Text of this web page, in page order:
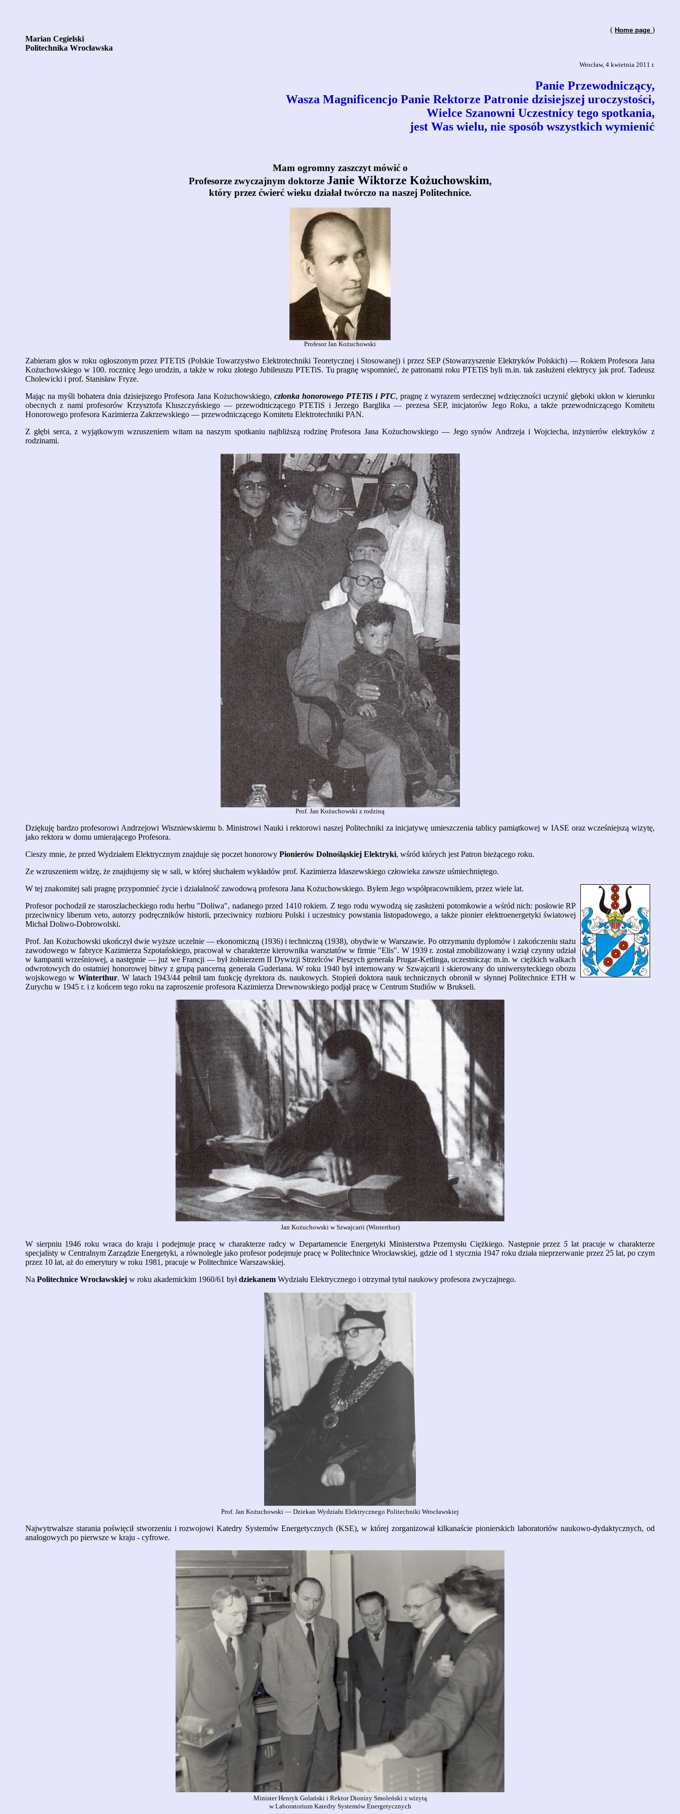
( Home page )
Marian Cegielski
Politechnika Wrocławska
Wrocław, 4 kwietnia 2011 r.
Panie Przewodniczący,
Wasza Magnificencjo Panie Rektorze Patronie dzisiejszej uroczystości,
Wielce Szanowni Uczestnicy tego spotkania,
jest Was wielu, nie sposób wszystkich wymienić
Mam ogromny zaszczyt mówić o
Profesorze zwyczajnym doktorze Janie Wiktorze Kożuchowskim,
który przez ćwierć wieku działał twórczo na naszej Politechnice.
Profesor Jan Kożuchowski
Zabieram głos w roku ogłoszonym przez PTETiS (Polskie Towarzystwo Elektrotechniki Teoretycznej i Stosowanej) i przez SEP (Stowarzyszenie Elektryków Polskich) — Rokiem Profesora Jana
Kożuchowskiego w 100. rocznicę Jego urodzin, a także w roku złotego Jubileuszu PTETiS. Tu pragnę wspomnieć, że patronami roku PTETiS byli m.in. tak zasłużeni elektrycy jak prof. Tadeusz
Cholewicki i prof. Stanisław Fryze.
Mając na myśli bohatera dnia dzisiejszego Profesora Jana Kożuchowskiego,członka honorowego PTETiS i PTC, pragnę z wyrazem serdecznej wdzięczności uczynić głęboki ukłon w kierunku
obecnych z nami profesorów Krzysztofa Kluszczyńskiego — przewodniczącego PTETiS i Jerzego Barglika — prezesa SEP, inicjatorów Jego Roku, a także przewodniczącego Komitetu
Honorowego profesora Kazimierza Zakrzewskiego — przewodniczącego Komitetu Elektrotechniki PAN.
Z głębi serca, z wyjątkowym wzruszeniem witam na naszym spotkaniu najbliższą rodzinę Profesora Jana Kożuchowskiego — Jego synów Andrzeja i Wojciecha, inżynierów elektryków z
rodzinami.
Prof. Jan Kożuchowski z rodziną
Dziękuję bardzo profesorowi Andrzejowi Wiszniewskiemu b. Ministrowi Nauki i rektorowi naszej Politechniki za inicjatywę umieszczenia tablicy pamiątkowej w IASE oraz wcześniejszą wizytę,
jako rektora w domu umierającego Profesora.
Cieszy mnie, że przed Wydziałem Elektrycznym znajduje się poczet honorowy Pionierów Dolnośląskiej Elektryki, wśród których jest Patron bieżącego roku.
Ze wzruszeniem widzę, że znajdujemy się w sali, w której słuchałem wykładów prof. Kazimierza Idaszewskiego człowieka zawsze uśmiechniętego.
W tej znakomitej sali pragnę przypomnieć życie i działalność zawodową profesora Jana Kożuchowskiego. Byłem Jego współpracownikiem, przez wiele lat.
Profesor pochodził ze staroszlacheckiego rodu herbu "Doliwa", nadanego przed 1410 rokiem. Z tego rodu wywodzą się zasłużeni potomkowie a wśród nich: posłowie RP
przeciwnicy liberum veto, autorzy podręczników historii, przeciwnicy rozbioru Polski i uczestnicy powstania listopadowego, a także pionier elektroenergetyki światowej
Michał Doliwo-Dobrowolski.
Prof. Jan Kożuchowski ukończył dwie wyższe uczelnie — ekonomiczną (1936) i techniczną (1938), obydwie w Warszawie. Po otrzymaniu dyplomów i zakończeniu stażu
zawodowego w fabryce Kazimierza Szpotańskiego, pracował w charakterze kierownika warsztatów w firmie "Elis". W 1939 r. został zmobilizowany i wziął czynny udział
w kampanii wrześniowej, a następnie — już we Francji — był żołnierzem II Dywizji Strzelców Pieszych generała Prugar-Ketlinga, uczestnicząc m.in. w ciężkich walkach
odwrotowych do ostatniej honorowej bitwy z grupą pancerną generała Guderiana. W roku 1940 był internowany w Szwajcarii i skierowany do uniwersyteckiego obozu
wojskowego w Winterthur. W latach 1943/44 pełnił tam funkcję dyrektora ds. naukowych. Stopień doktora nauk technicznych obronił w słynnej Politechnice ETH w
Zurychu w 1945 r. i z końcem tego roku na zaproszenie profesora Kazimierza Drewnowskiego podjął pracę w Centrum Studiów w Brukseli.
Jan Kożuchowski w Szwajcarii (Winterthur)
W sierpniu 1946 roku wraca do kraju i podejmuje pracę w charakterze radcy w Departamencie Energetyki Ministerstwa Przemysłu Ciężkiego. Następnie przez5 lat pracuje w charakterze
specjalisty w Centralnym Zarządzie Energetyki, a równolegle jako profesor podejmuje pracę w Politechnice Wrocławskiej, gdzie od 1 stycznia 1947 roku działa nieprzerwanie przez 25 lat, po czym
przez 10 lat, aż do emerytury w roku 1981, pracuje w Politechnice Warszawskiej.
Na Politechnice Wrocławskiej w roku akademickim 1960/61 byłdziekanem Wydziału Elektrycznego i otrzymał tytuł naukowy profesora zwyczajnego.
Prof. Jan Kożuchowski — Dziekan Wydziału Elektrycznego Politechniki Wrocławskiej
Najwytrwalsze starania poświęcił stworzeniu i rozwojowi Katedry Systemów Energetycznych (KSE), w której zorganizował kilkanaście pionierskich laboratoriów naukowo-dydaktycznych, od
analogowych po pierwsze w kraju - cyfrowe.
Minister Henryk Golański i Rektor Dionizy Smoleński z wizytą
w Laboratorium Katedry Systemów Energetycznych